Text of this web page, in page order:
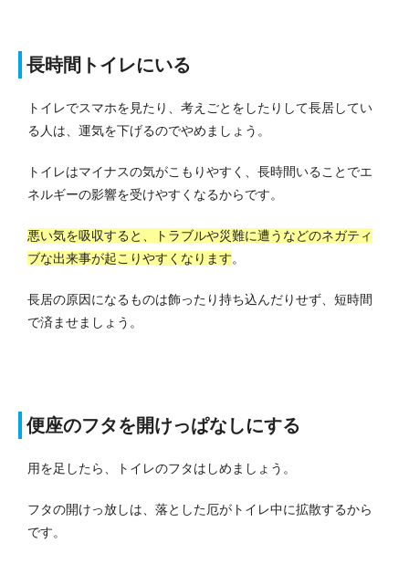
長時間トイレにいる
トイレでスマホを見たり、考えごとをしたりして長居してい
る人は、運気を下げるのでやめましょう。
トイレはマイナスの気がこもりやすく、長時間いることでエ
ネルギーの影響を受けやすくなるからです。
悪い気を吸収すると、トラブルや災難に遭うなどのネガティ
ブな出来事が起こりやすくなります。
長居の原因になるものは飾ったり持ち込んだりせず、短時間
で済ませましょう。
便座のフタを開けっぱなしにする
用を足したら、トイレのフタはしめましょう。
フタの開けっ放しは、落とした厄がトイレ中に拡散するから
です。